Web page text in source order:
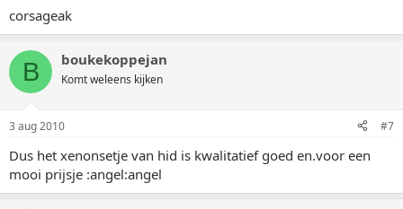
corsageak
B boukekoppejan
Komt weleens kijken
3 aug 2010 #7
Dus het xenonsetje van hid is kwalitatief goed en.voor een
mooi prijsje :angel:angel